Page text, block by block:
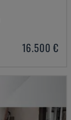
16.500 €